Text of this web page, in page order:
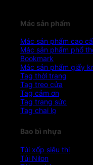
Mác sản phẩm
Mác sản phẩm cao
Mác sản phẩm phổ
Bookmark
Mác sản phẩm giấy
Tag thời trang
Tag treo cửa
Tag cảm ơn
Tag trang sức
Tag chai lọ
Bao bì nhựa
Túi xốp siêu thị
Túi Nilon